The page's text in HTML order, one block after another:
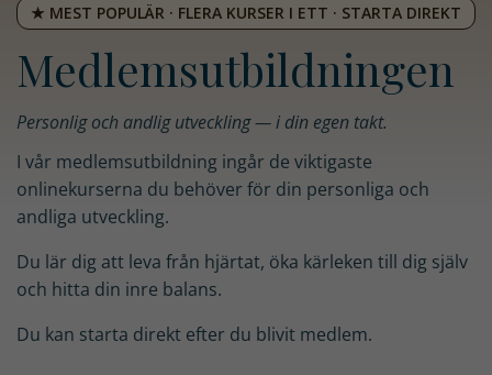
★ MEST POPULÄR · FLERA KURSER I ETT · STARTA DIREKT
Medlems­utbildningen
Personlig och andlig utveckling — i din egen takt.
I vår medlemsutbildning ingår de viktigaste
onlinekurserna du behöver för din personliga och
andliga utveckling.
Du lär dig att leva från hjärtat, öka kärleken till dig själv
och hitta din inre balans.
Du kan starta direkt efter du blivit medlem.